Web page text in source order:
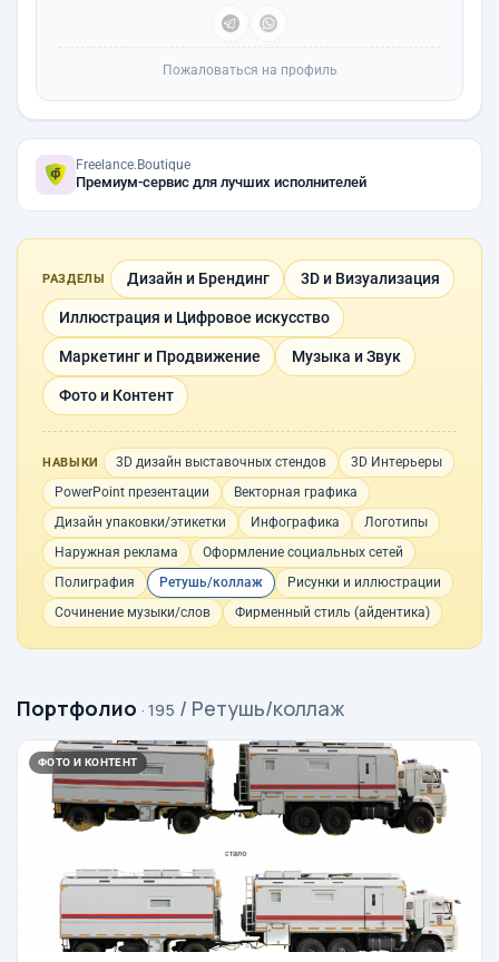
Пожаловаться на профиль
Freelance.Boutique
Премиум-сервис для лучших исполнителей
РАЗДЕЛЫ Дизайн и Брендинг 3D и Визуализация
Иллюстрация и Цифровое искусство
Маркетинг и Продвижение Музыка и Звук
Фото и Контент
НАВЫКИ 3D дизайн выставочных стендов
3D Интерьеры
PowerPoint презентации
Векторная графика
Дизайн упаковки/этикетки
Инфографика
Логотипы
Наружная реклама
Оформление социальных сетей
Полиграфия
Ретушь/коллаж
Рисунки и иллюстрации
Сочинение музыки/слов
Фирменный стиль (айдентика)
Портфолио · 195 / Ретушь/коллаж
ФОТО И КОНТЕНТ